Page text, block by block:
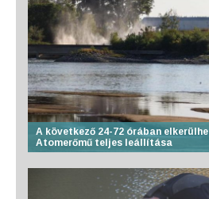
A következő 24-72 órában
Atomerőmű teljes leállítása